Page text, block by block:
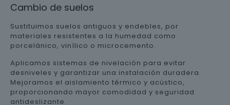
Cambio de suelos
Sustituimos suelos antiguos y endebles, por
materiales resistentes a la humedad como
porcelánico, vinílico o microcemento.
Aplicamos sistemas de nivelación para evitar
desniveles y garantizar una instalación duradera.
Mejoramos el aislamiento térmico y acústico,
proporcionando mayor comodidad y seguridad
antideslizante.